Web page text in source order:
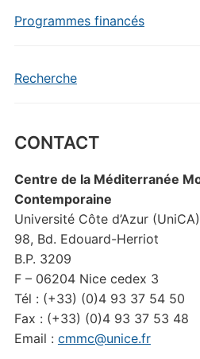
Programmes financés
Recherche
CONTACT
Centre de la Méditerranée
Contemporaine
Université Côte d’Azur (UniCA)
98, Bd. Edouard-Herriot
B.P. 3209
F – 06204 Nice cedex 3
Tél : (+33) (0)4 93 37 54 50
Fax : (+33) (0)4 93 37 53 48
Email : cmmc@unice.fr